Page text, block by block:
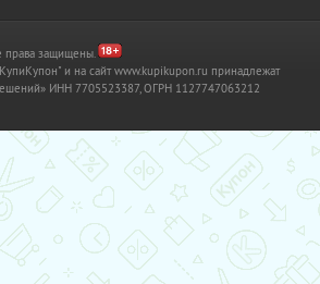
защищены.
и на сайт www.kupikupon.ru принадлежат
ИНН 7705523387, ОГРН 1127747063212